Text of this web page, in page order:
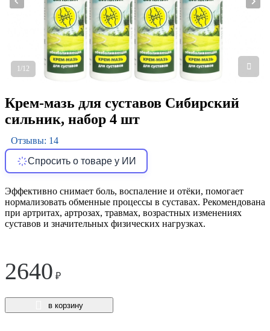
1/12
Крем-мазь для суставов Сибирский
сильник, набор 4 шт
Отзывы: 14
Спросить о товаре у ИИ
Эффективно снимает боль, воспаление и отёки, помогает
нормализовать обменные процессы в суставах. Рекомендована
при артритах, артрозах, травмах, возрастных изменениях
суставов и значительных физических нагрузках.
2640 ₽
в корзину